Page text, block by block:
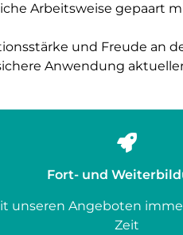
Arbeitsweise gepaart
und Freude an
Anwendung
Fort- und
unseren Angeboten
Zeit